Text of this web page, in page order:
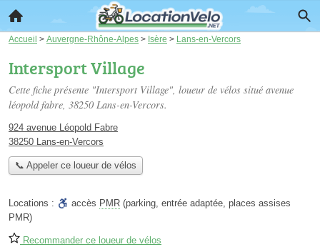
Accueil > Auvergne-Rhône-Alpes > Isère > Lans-en-Vercors
Intersport Village
Cette fiche présente "Intersport Village", loueur de vélos situé avenue
léopold fabre, 38250 Lans-en-Vercors.
924 avenue Léopold Fabre
38250 Lans-en-Vercors
📞 Appeler ce loueur de vélos
Locations : accès PMR (parking, entrée adaptée, places assises
PMR)
Recommander ce loueur de vélos